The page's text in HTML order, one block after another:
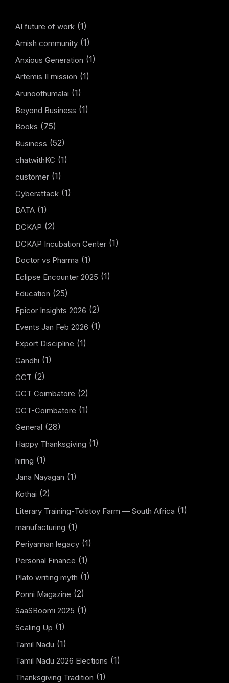
AI future of work (1)
Amish community (1)
Anxious Generation (1)
Artemis II mission (1)
Arunoothumalai (1)
Beyond Business (1)
Books (75)
Business (52)
chatwithKC (1)
customer (1)
Cyberattack (1)
DATA (1)
DCKAP (2)
DCKAP Incubation Center (1)
Doctor vs Pharma (1)
Eclipse Encounter 2025 (1)
Education (25)
Epicor Insights 2026 (2)
Events Jan Feb 2026 (1)
Export Discipline (1)
Gandhi (1)
GCT (2)
GCT Coimbatore (2)
GCT-Coimbatore (1)
General (28)
Happy Thanksgiving (1)
hiring (1)
Jana Nayagan (1)
Kothai (2)
Literary Training-Tolstoy Farm — South Africa (1)
manufacturing (1)
Periyannan legacy (1)
Personal Finance (1)
Plato writing myth (1)
Ponni Magazine (2)
SaaSBoomi 2025 (1)
Scaling Up (1)
Tamil Nadu (1)
Tamil Nadu 2026 Elections (1)
Thanksgiving Tradition (1)